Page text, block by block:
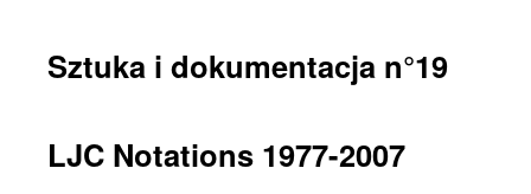
Sztuka i dokumentacja n°19
LJC Notations 1977-2007